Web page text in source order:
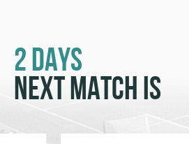
2 DAYS
NEXT MATCH IS